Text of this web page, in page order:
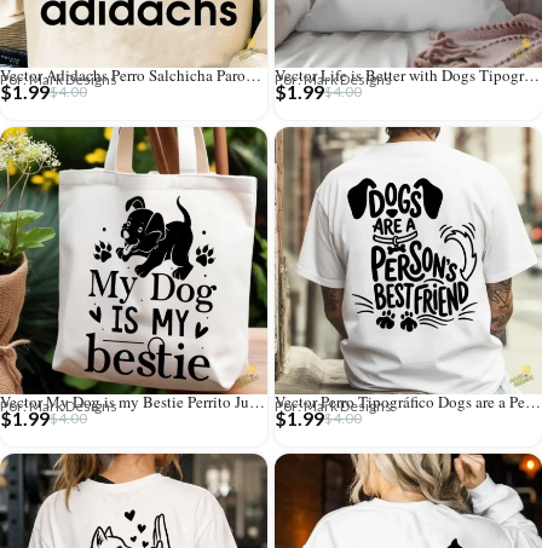
Vector Adidachs Perro Salchicha Parodia Deportiva para Sublimación
Por: Mark Designs
$4.00
$1.99
Vector Life is Better with Dogs Tipografía con Huellas para Sublimar
Por: Mark Designs
$4.00
$1.99
Vector My Dog is my Bestie Perrito Juguetón para Sublimación
Por: Mark Designs
$4.00
$1.99
Vector Perro Tipográfico Dogs are a Person’s Best Friend para Sublimar
Por: Mark Designs
$4.00
$1.99